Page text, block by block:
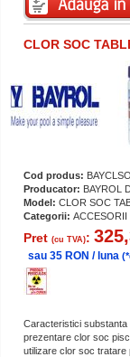
CLOR SOC
Cod produs:
Producator: BAYROL
Model: CLOR SOC
Categorii: ACCESORII
Pret (cu TVA):
sau 35 RON / luna
Caracteristici
prezentare clor soc
utilizare clor soc tratare